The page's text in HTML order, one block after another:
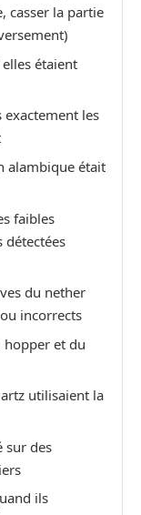
casser la partie
elles étaient
exactement les
alambique était
faibles
détectées
du nether
incorrects
hopper et du
utilisaient la
sur des
ils